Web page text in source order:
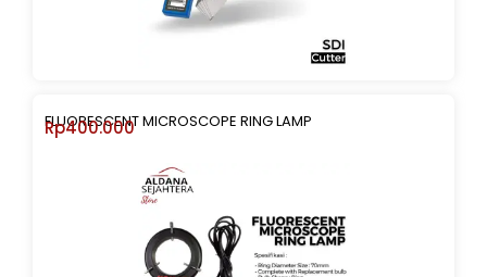
FLUORESCENT MICROSCOPE RING LAMP
Rp400.000